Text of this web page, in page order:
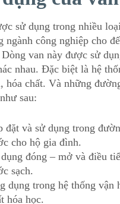
sử dụng trong nhiều
ngành công nghiệp cho
van này được sử
nhau. Đặc biệt là hệ
hóa chất. Và những
sau:
đặt và sử dụng trong
cho hộ gia đình.
đóng – mở và điều
sạch.
dụng trong hệ thống vận
hóa học.